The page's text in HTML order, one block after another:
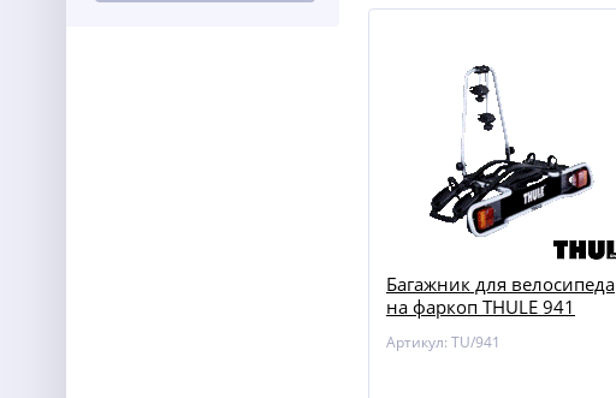
Багажник для велосипеда
на фаркоп THULE 941
Артикул: TU/941